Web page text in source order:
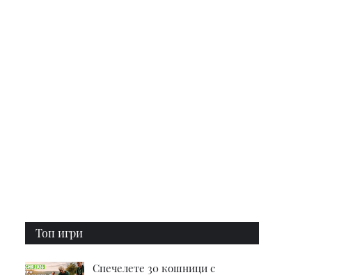
Топ игри
Спечелете 30 кошници с